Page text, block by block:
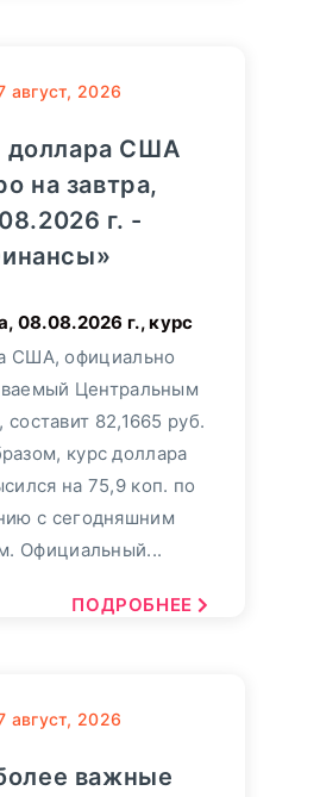
август, 2026
доллара США
на завтра,
г. -
США, официально
Центральным
82,1665 руб.
курс доллара
на 75,9 коп. по
с сегодняшним
Официальный...
ПОДРОБНЕЕ
август, 2026
важные